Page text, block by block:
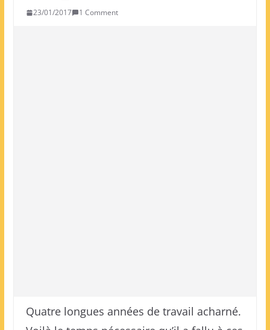
23/01/2017 1 Comment
Quatre longues années de travail acharné.